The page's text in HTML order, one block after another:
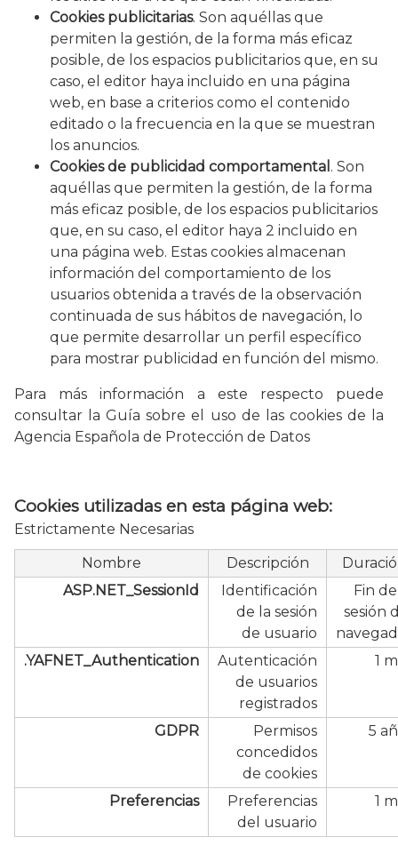
Cookies publicitarias. Son aquéllas que
permiten la gestión, de la forma más eficaz
posible, de los espacios publicitarios que, en su
caso, el editor haya incluido en una página
web, en base a criterios como el contenido
editado o la frecuencia en la que se muestran
los anuncios.
Cookies de publicidad comportamental . Son
aquéllas que permiten la gestión, de la forma
más eficaz posible, de los espacios publicitarios
que, en su caso, el editor haya 2 incluido en
una página web. Estas cookies almacenan
información del comportamiento de los
usuarios obtenida a través de la observación
continuada de sus hábitos de navegación, lo
que permite desarrollar un perfil específico
para mostrar publicidad en función del mismo.
Para más información a este respecto puede
consultar la Guía sobre el uso de las cookies de la
Agencia Española de Protección de Datos
Cookies utilizadas en esta página web:
Estrictamente Necesarias
Nombre
Descripción
ASP.NET_SessionId
Identificación
de la sesión
de usuario
Fin
sesión
.YAFNET_Authentication
Autenticación
de usuarios
registrados
1
GDPR
Permisos
concedidos
de cookies
5
Preferencias
Preferencias
del usuario
1